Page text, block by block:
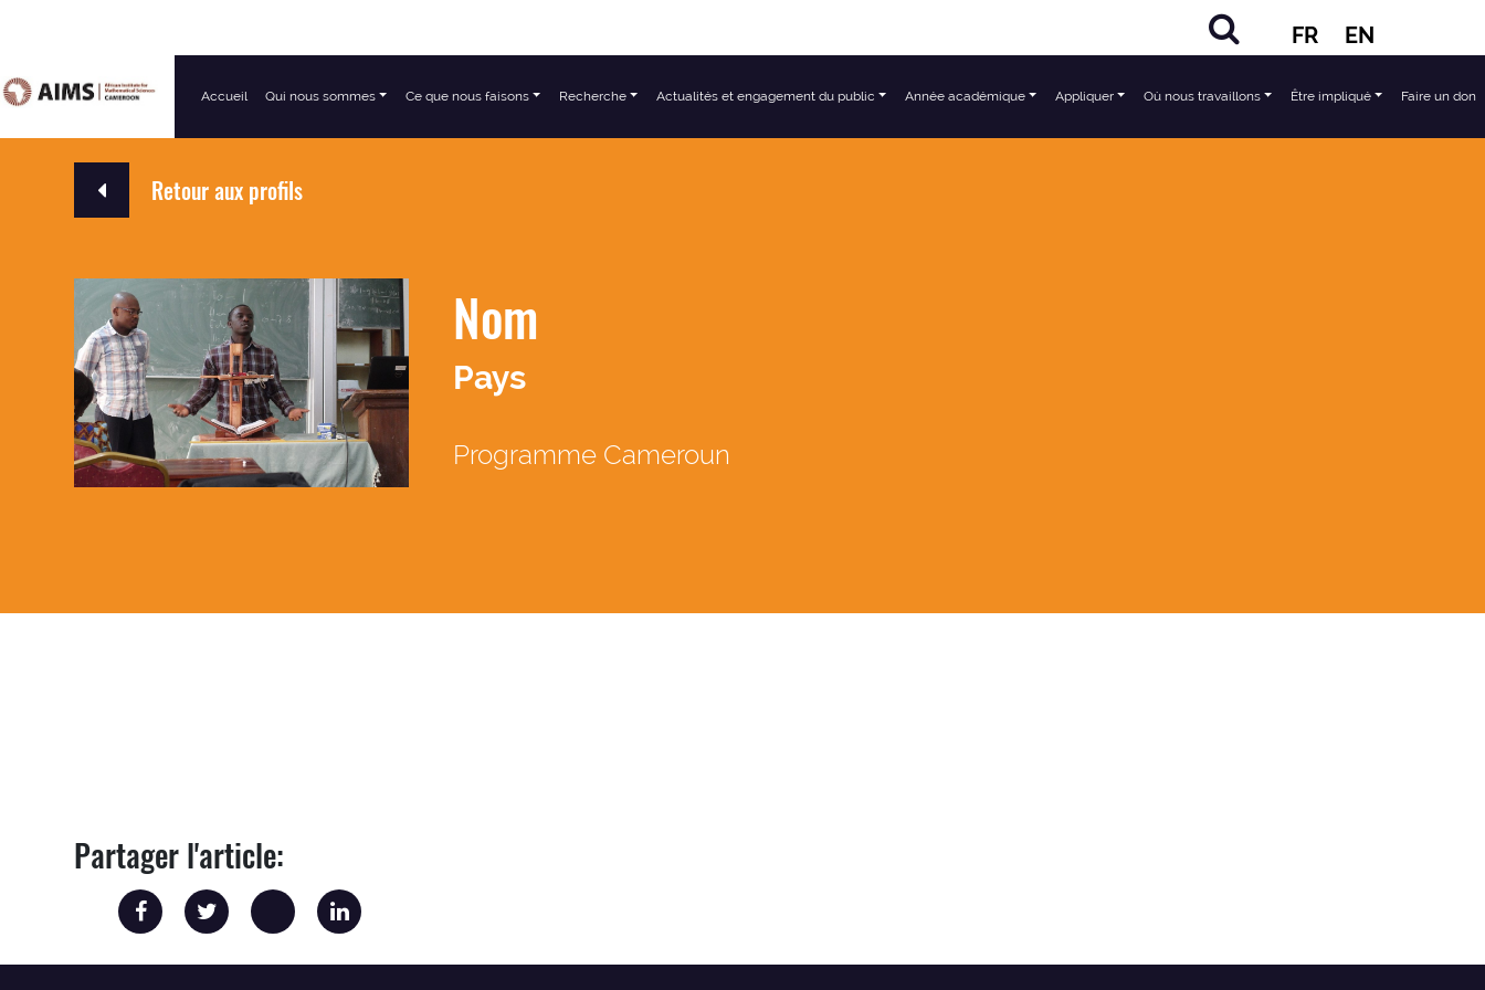
FR EN
Navigation principale
Accueil Qui nous sommes Ce que nous faisons Recherche Actualités et engagement du public Année académique Appliquer Où nous travaillons Être impliqué Faire un don
Retour aux profils
Nom
Pays
Programme Cameroun
Partager l'article: